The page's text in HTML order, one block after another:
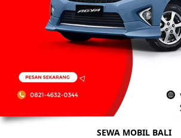
SEWA MOBIL BALI